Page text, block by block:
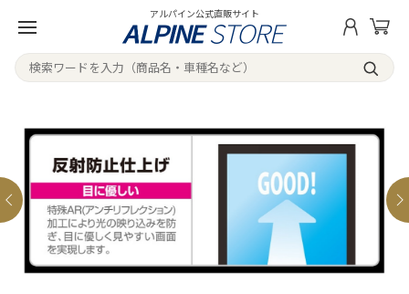
アルパイン公式直販サイト